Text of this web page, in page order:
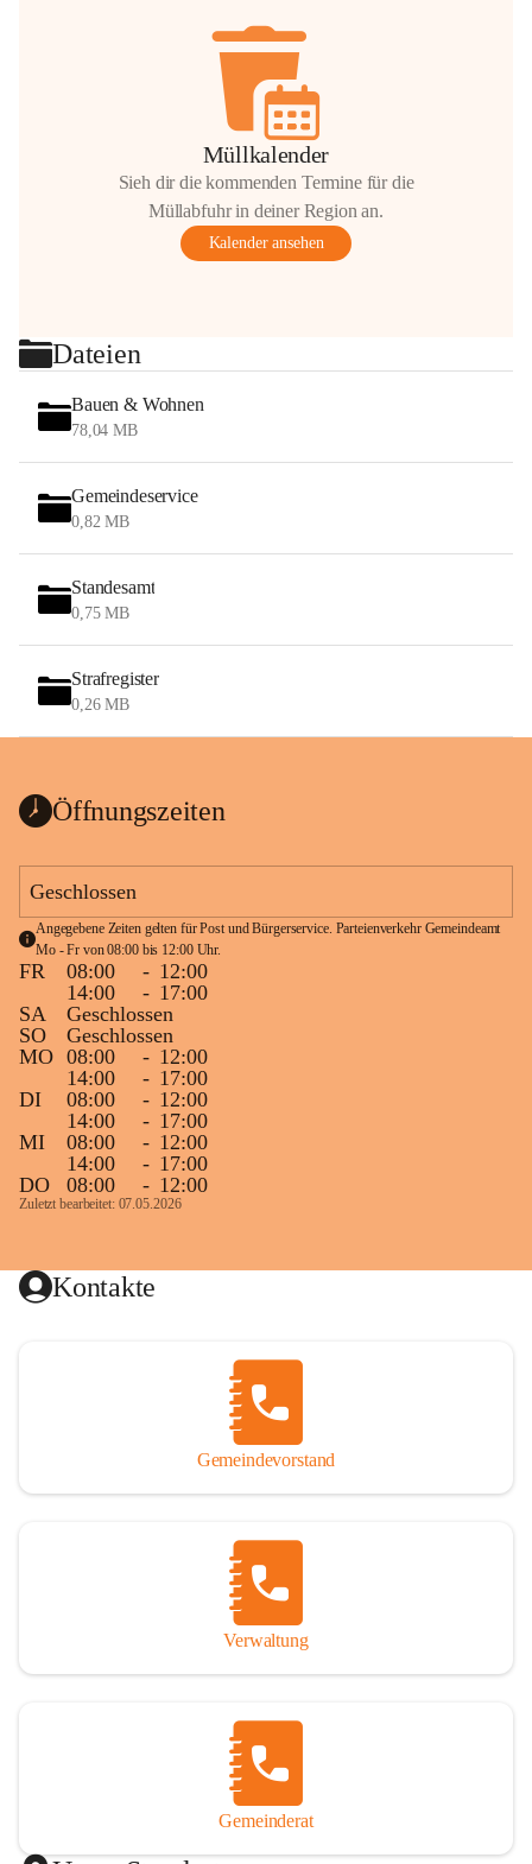
Müllkalender
Sieh dir die kommenden Termine für die
Müllabfuhr in deiner Region an.
Kalender ansehen
Dateien
Bauen & Wohnen
78,04 MB
Gemeindeservice
0,82 MB
Standesamt
0,75 MB
Strafregister
0,26 MB
Öffnungszeiten
Geschlossen
Angegebene Zeiten gelten für Post und Bürgerservice. Parteienverkehr Gemeindeamt
Mo - Fr von 08:00 bis 12:00 Uhr.
FR 08:00 - 12:00
14:00
- 17:00
SA
Geschlossen
SO
Geschlossen
MO 08:00 - 12:00
14:00
- 17:00
DI
08:00 - 12:00
14:00
- 17:00
MI
08:00 - 12:00
14:00
- 17:00
DO
08:00 - 12:00
Zuletzt bearbeitet: 07.05.2026
Kontakte
Gemeindevorstand
Verwaltung
Gemeinderat